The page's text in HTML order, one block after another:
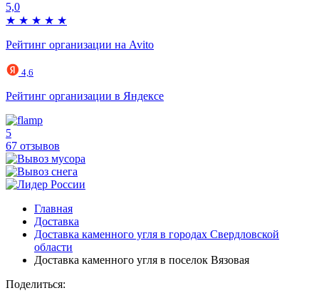
5,0
★ ★ ★ ★ ★
Рейтинг организации на Avito
4,6
Рейтинг организации в Яндексе
5
67 отзывов
Главная
Доставка
Доставка каменного угля в городах Свердловской
области
Доставка каменного угля в поселок Вязовая
Поделиться: